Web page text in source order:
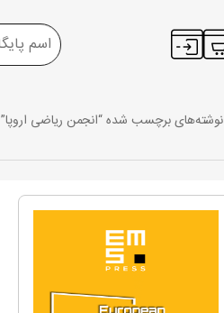
نوشته‌های برچسب شده “انجمن ریاضی اروپا”